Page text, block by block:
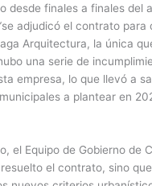
desde finales a finales del
adjudicó el contrato para
Arquitectura, la única
una serie de
empresa, lo que llevó a
a plantear en
el Equipo de Gobierno de
el contrato, sino